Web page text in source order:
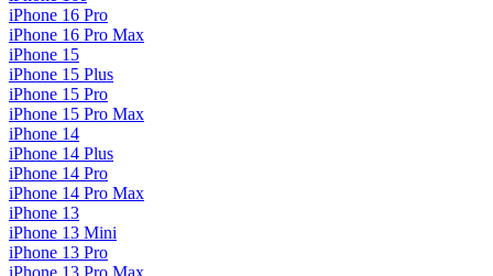
iPhone 16 Pro
iPhone 16 Pro Max
iPhone 15
iPhone 15 Plus
iPhone 15 Pro
iPhone 15 Pro Max
iPhone 14
iPhone 14 Plus
iPhone 14 Pro
iPhone 14 Pro Max
iPhone 13
iPhone 13 Mini
iPhone 13 Pro
iPhone 13 Pro Max